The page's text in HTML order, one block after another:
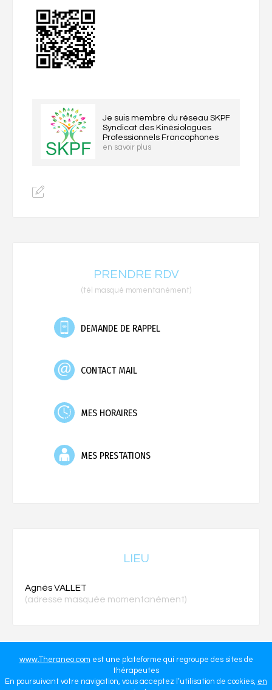
www.Theraneo.com est une plateforme qui regroupe des sites de
thérapeutes
En poursuivant votre navigation, vous acceptez l’utilisation de cookies, en
Je suis membre du réseau SKPF
Syndicat des Kinésiologues
Professionnels Francophones
en savoir plus
PRENDRE RDV
(tél masqué momentanément)
DEMANDE DE RAPPEL
CONTACT MAIL
MES HORAIRES
MES PRESTATIONS
LIEU
Agnès VALLET
(adresse masquée momentanément)